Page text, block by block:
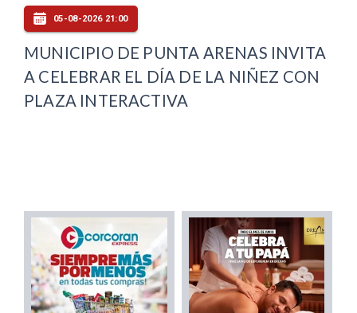
05-08-2026 21:00
MUNICIPIO DE PUNTA ARENAS INVITA
A CELEBRAR EL DÍA DE LA NIÑEZ CON
PLAZA INTERACTIVA